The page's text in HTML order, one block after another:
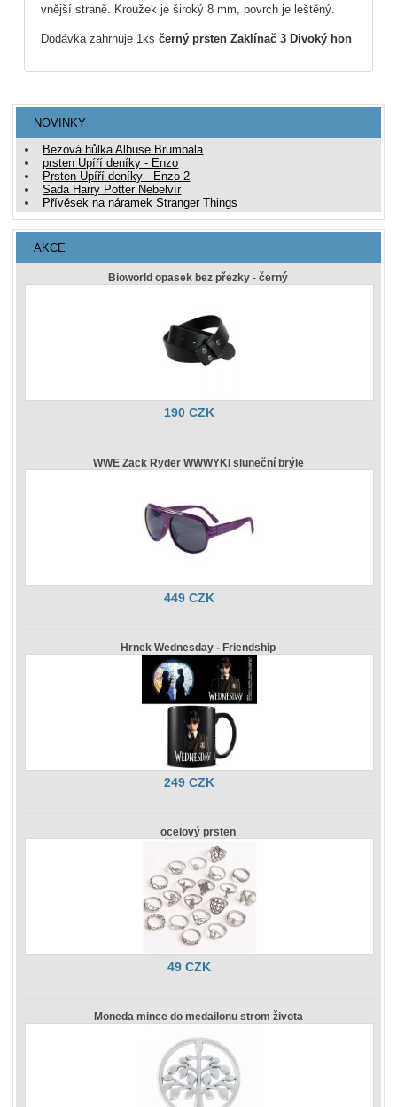
vnější straně. Kroužek je široký 8 mm, povrch je leštěný.
Dodávka zahrnuje 1ksčerný prsten Zaklínač 3 Divoký hon
NOVINKY
Bezová hůlka Albuse Brumbála
prsten Upíří deníky - Enzo
Prsten Upíří deníky - Enzo 2
Sada Harry Potter Nebelvír
Přívěsek na náramek Stranger Things
AKCE
Bioworld opasek bez přezky - černý
190 CZK
WWE Zack Ryder WWWYKI sluneční brýle
449 CZK
Hrnek Wednesday - Friendship
249 CZK
ocelový prsten
49 CZK
Moneda mince do medailonu strom života